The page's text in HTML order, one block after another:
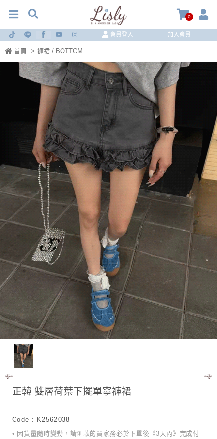
0
會員登入 加入會員
首頁 > 褲裙 / BOTTOM
正韓 雙層荷葉下擺單寧褲裙
Code : K2562038
• 因貨量隨時變動，請匯款的買家務必於下單後《3天內》完成付